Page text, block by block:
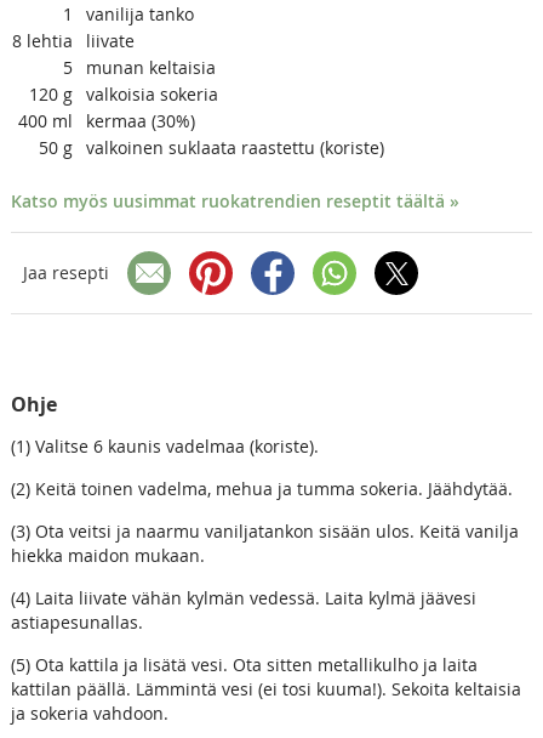
1
vanilija tanko
8 lehtia
liivate
5
munan keltaisia
120 g valkoisia sokeria
400 ml
kermaa (30%)
50 g valkoinen suklaata raastettu (koriste)
Katso myös uusimmat ruokatrendien reseptit täältä »
Jaa resepti
Ohje
(1) Valitse 6 kaunis vadelmaa (koriste).
(2) Keitä toinen vadelma, mehua ja tumma sokeria. Jäähdytää.
(3) Ota veitsi ja naarmu vaniljatankon sisään ulos. Keitä vanilja
hiekka maidon mukaan.
(4) Laita liivate vähän kylmän vedessä. Laita kylmä jäävesi
astiapesunallas.
(5) Ota kattila ja lisätä vesi. Ota sitten metallikulho ja laita
kattilan päällä. Lämmintä vesi (ei tosi kuuma!). Sekoita keltaisia
ja sokeria vahdoon.